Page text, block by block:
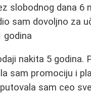
slobodnog dana 6
sam dovoljno za
godina
nakita 5 godina.
sam promociju i
sam ceo